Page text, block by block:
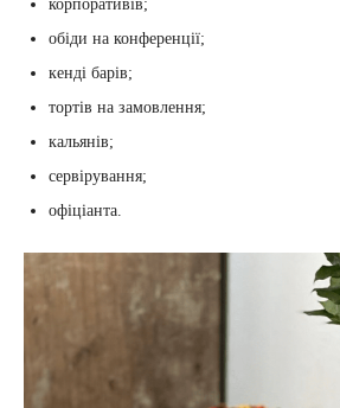
корпоративів;
обіди на конференції;
кенді барів;
тортів на замовлення;
кальянів;
сервірування;
офіціанта.